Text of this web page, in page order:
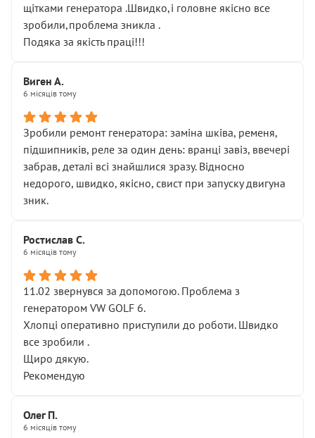
щітками генератора .Швидко,і головне якісно все
зробили,проблема зникла .
Подяка за якість праці!!!
Виген А.
6 місяців тому
Зробили ремонт генератора: заміна шківа, ременя,
підшипників, реле за один день: вранці завіз, ввечері
забрав, деталі всі знайшлися зразу. Відносно
недорого, швидко, якісно, свист при запуску двигуна
зник.
Ростислав С.
6 місяців тому
11.02 звернувся за допомогою. Проблема з
генератором VW GOLF 6.
Хлопці оперативно приступили до роботи. Швидко
все зробили .
Щиро дякую.
Рекомендую
Олег П.
6 місяців тому